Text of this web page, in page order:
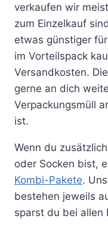
verkaufen wir
zum Einzelkauf
etwas günstiger
im Vorteilspack
Versandkosten.
gerne an dich
Verpackungsmüll
ist.
Wenn du
oder Socken bist,
Kombi-Pakete.
bestehen jeweils
sparst du bei allen